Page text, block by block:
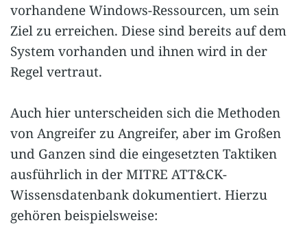
vorhandene Windows-Ressourcen, um sein
Ziel zu erreichen. Diese sind bereits auf dem
System vorhanden und ihnen wird in der
Regel vertraut.
Auch hier unterscheiden sich die Methoden
von Angreifer zu Angreifer, aber im Großen
und Ganzen sind die eingesetzten Taktiken
ausführlich in der MITRE ATT&CK-
Wissensdatenbank dokumentiert. Hierzu
gehören beispielsweise: